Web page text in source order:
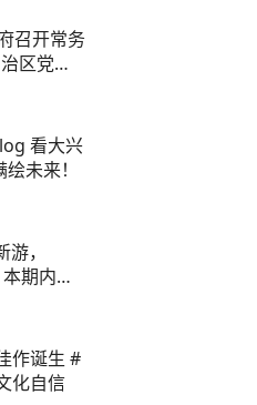
召开常务
区党委
兴
未来！
，
期内容
作诞生 #
化自信